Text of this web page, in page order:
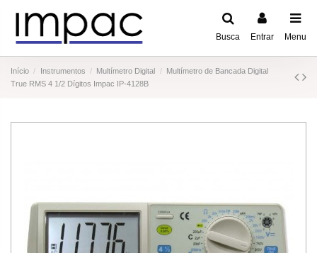
Busca Entrar Menu
Início Instrumentos Multímetro Digital
Multímetro de Bancada Digital
True RMS 4 1/2 Dígitos Impac IP-4128B